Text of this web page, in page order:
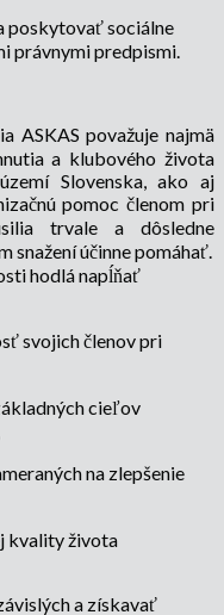
poskytovať sociálne
právnymi predpismi.
ASKAS považuje najmä
a klubového života
Slovenska, ako aj
pomoc členom pri
trvale a dôsledne
snažení účinne pomáhať.
hodlá napĺňať
svojich členov pri
cieľov
na zlepšenie
kvality života
a získavať